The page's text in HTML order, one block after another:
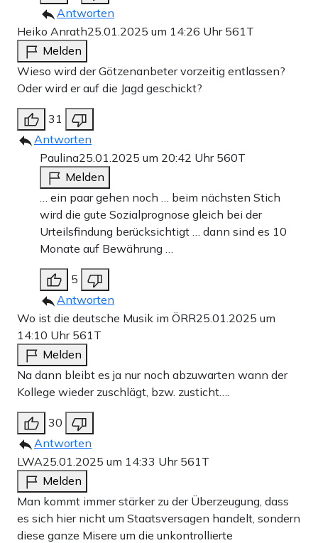
Antworten
Heiko Anrath25.01.2025 um 14:26 Uhr 561T
Melden
Wieso wird der Götzenanbeter vorzeitig entlassen?
Oder wird er auf die Jagd geschickt?
31
Antworten
Paulina25.01.2025 um 20:42 Uhr 560T
Melden
… ein paar gehen noch … beim nächsten Stich
wird die gute Sozialprognose gleich bei der
Urteilsfindung berücksichtigt … dann sind es 10
Monate auf Bewährung …
5
Antworten
Wo ist die deutsche Musik im ÖRR25.01.2025 um
14:10 Uhr 561T
Melden
Na dann bleibt es ja nur noch abzuwarten wann der
Kollege wieder zuschlägt, bzw. zusticht….
30
Antworten
LWA25.01.2025 um 14:33 Uhr 561T
Melden
Man kommt immer stärker zu der Überzeugung, dass
es sich hier nicht um Staatsversagen handelt, sondern
diese ganze Misere um die unkontrollierte